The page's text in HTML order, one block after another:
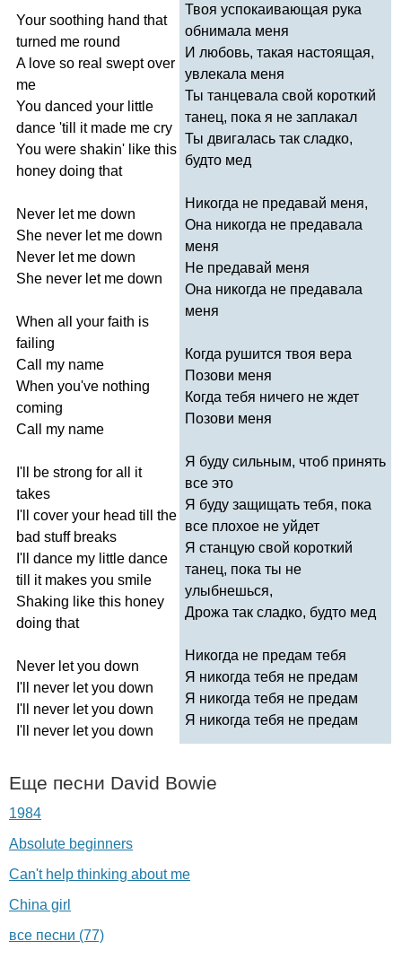
Your soothing hand that
turned me round
A love so real swept over
me
You danced your little
dance 'till it made me cry
You were shakin' like this
honey doing that
Never let me down
She never let me down
Never let me down
She never let me down
When all your faith is
failing
Call
my name
When you've nothing
coming
Call
my name
I'll be strong for all
it
takes
I'll
cover your head till
the
bad stuff breaks
I'll
dance my little dance
till
it makes you smile
Shaking like this honey
doing that
Never let you down
I'll
never let you down
I'll
never let you down
I'll
never let you down
Твоя успокаивающая рука
обнимала меня
И любовь, такая настоящая,
увлекала меня
Ты танцевала свой короткий
танец, пока я не заплакал
Ты двигалась так сладко,
будто мед
Никогда не предавай меня,
Она никогда не предавала
меня
Не предавай меня
Она никогда не предавала
меня
Когда рушится твоя вера
Позови меня
Когда тебя ничего не ждет
Позови меня
Я буду сильным, чтоб принять
все это
Я буду защищать тебя, пока
все плохое не уйдет
Я станцую свой короткий
танец, пока ты не
улыбнешься,
Дрожа так сладко, будто мед
Никогда не предам тебя
Я никогда тебя не предам
Я никогда тебя не предам
Я никогда тебя не предам
Еще песни David Bowie
1984
Absolute beginners
Can't help thinking about me
China girl
все песни (77)